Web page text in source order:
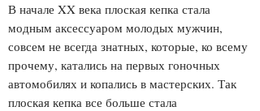
В начале XX века плоская кепка стала
модным аксессуаром молодых мужчин,
совсем не всегда знатных, которые, ко всему
прочему, катались на первых гоночных
автомобилях и копались в мастерских. Так
плоская кепка все больше стала